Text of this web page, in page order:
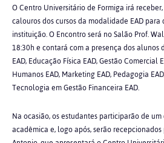
O Centro Universitário de Formiga irá
calouros dos cursos da modalidade EAD
instituição. O Encontro será no Salão Prof.
18:30h e contará com a presença dos alunos
EAD, Educação Física EAD, Gestão Comercial
Humanos EAD, Marketing EAD, Pedagogia
Tecnologia em Gestão Financeira EAD.
Na ocasião, os estudantes participarão de
acadêmica e, logo após, serão